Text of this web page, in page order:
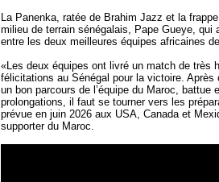
La Panenka, ratée de Brahim Jazz et la
milieu de terrain sénégalais, Pape Gueye, qui
entre les deux meilleures équipes africaines
«Les deux équipes ont livré un match de très
félicitations au Sénégal pour la victoire.
un bon parcours de l’équipe du Maroc, battue
prolongations, il faut se tourner vers les
prévue en juin 2026 aux USA, Canada et
supporter du Maroc.